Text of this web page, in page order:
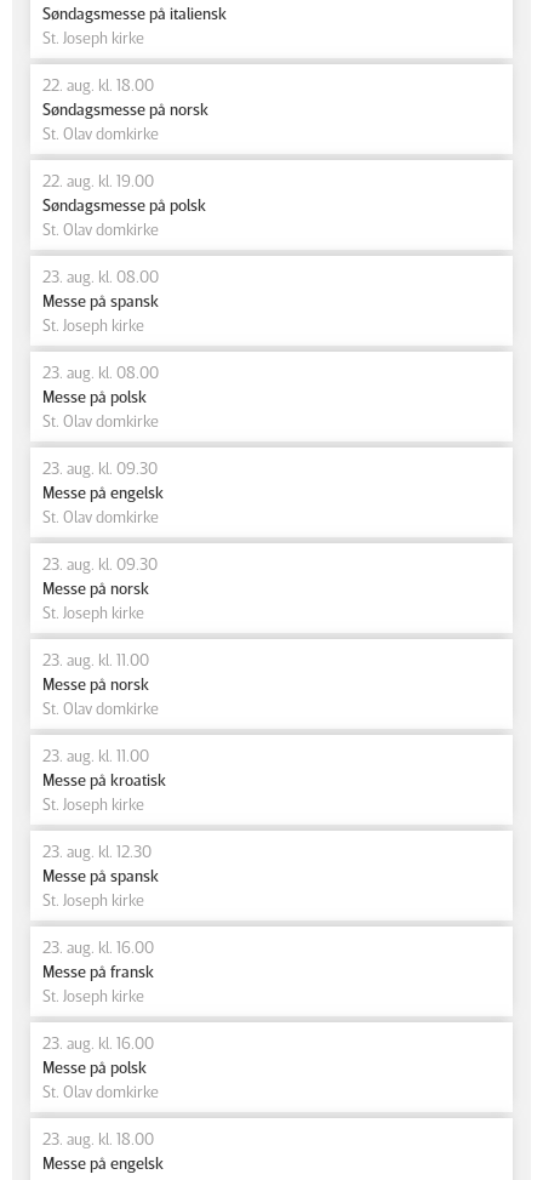
Søndagsmesse på italiensk
St. Joseph kirke
22. aug. kl. 18.00
Søndagsmesse på norsk
St. Olav domkirke
22. aug. kl. 19.00
Søndagsmesse på polsk
St. Olav domkirke
23. aug. kl. 08.00
Messe på spansk
St. Joseph kirke
23. aug. kl. 08.00
Messe på polsk
St. Olav domkirke
23. aug. kl. 09.30
Messe på engelsk
St. Olav domkirke
23. aug. kl. 09.30
Messe på norsk
St. Joseph kirke
23. aug. kl. 11.00
Messe på norsk
St. Olav domkirke
23. aug. kl. 11.00
Messe på kroatisk
St. Joseph kirke
23. aug. kl. 12.30
Messe på spansk
St. Joseph kirke
23. aug. kl. 16.00
Messe på fransk
St. Joseph kirke
23. aug. kl. 16.00
Messe på polsk
St. Olav domkirke
23. aug. kl. 18.00
Messe på engelsk